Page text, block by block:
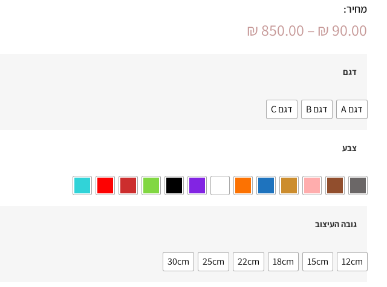
מחיר:
₪ 90.00
–
₪ 850.00
דגם
דגם A דגם B דגם C
צבע
גובה העיצוב
12cm
15cm
18cm
22cm
25cm
30cm